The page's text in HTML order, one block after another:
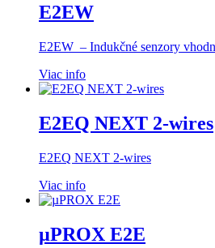
E2EW
E2EW – Indukčné senzory
Viac info
E2EQ NEXT 2-wires
E2EQ NEXT 2-wires
Viac info
µPROX E2E